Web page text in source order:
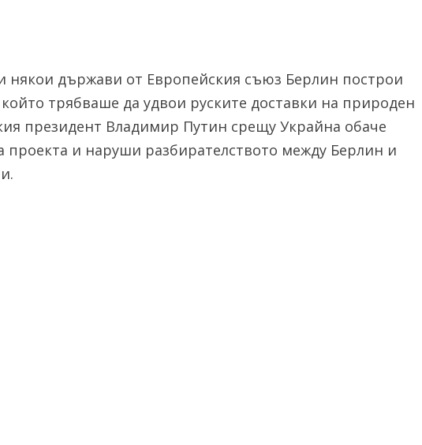
някои държави от Европейския съюз Берлин построи
който трябваше да удвои руските доставки на природен
президент Владимир Путин срещу Украйна обаче
проекта и наруши разбирателството между Берлин и